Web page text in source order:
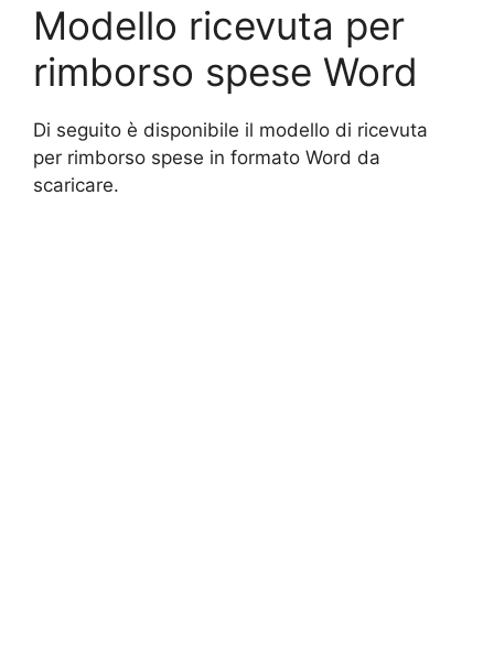
Modello ricevuta per
rimborso spese Word
Di seguito è disponibile il modello di ricevuta
per rimborso spese in formato Word da
scaricare.